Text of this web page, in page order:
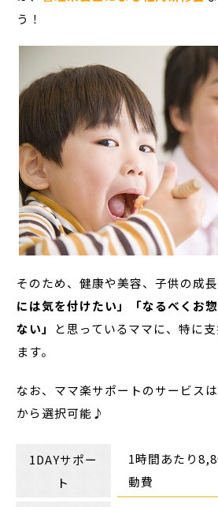
う！
そのため、健康や美容、子供の成
には気を付けたい」「なるべくお
ない」
と思っているママに、特に
ます。
なお、ママ楽サポートのサービス
から選択可能♪
1DAYサポー
ト
1時間あたり
動費